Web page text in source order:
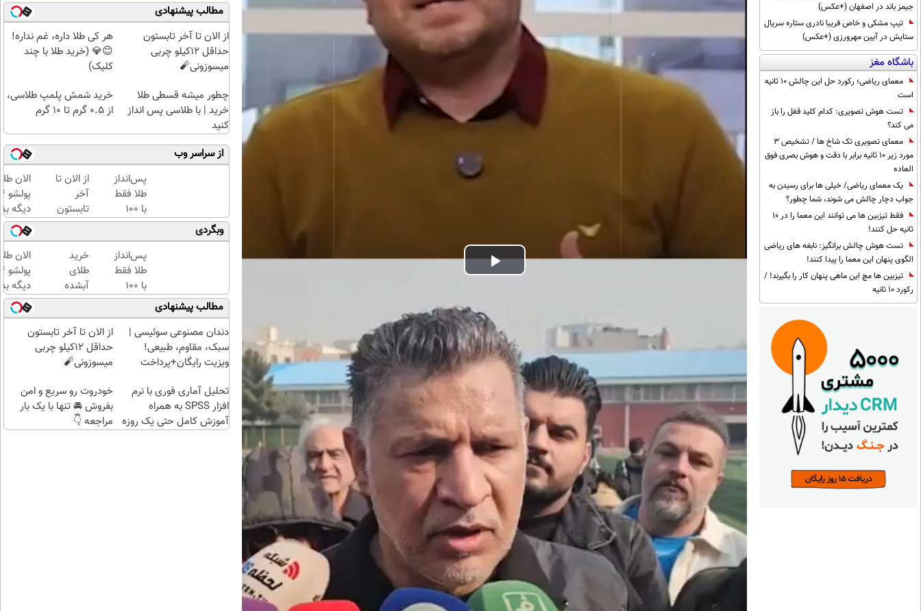
جیمز باند در اصفهان (+عکس)
تیپ مشکی و خاص فریبا نادری ستاره سریال
ستایش در آیین مهرورزی (+عکس)
باشگاه مغز
معمای ریاضی؛ رکورد حل این چالش 10 ثانیه
است
تست هوش تصویری: کدام کلید قفل را باز
می کند؟
معمای تصویری تک شاخ ها / تشخیص 3
مورد زیر 10 ثانیه برابر با دقت و هوش بصری فوق
العاده
یک معمای ریاضی/ خیلی ها برای رسیدن به
جواب دچار چالش می شوند، شما چطور؟
فقط تیزبین ها می توانند این معما را در 10
ثانیه حل کنند!
تست هوش چالش برانگیز: نابغه های ریاضی
الگوی پنهان این معما را پیدا کنند!
تیزبین ها مچ این ماهی پنهان کار را بگیرند! /
رکورد 10 ثانیه
Play
مطالب پیشنهادی
از الان تا آخر تابستون
حداقل 12کیلو چربی
میسوزونی🧨
هر کی طلا داره، غم نداره!
😊💎 (خرید طلا با چند
کلیک)
چطور میشه قسطی طلا
خرید | با طلاسی پس انداز
کنید
خرید شمش پلمپ طلاسی،
از ۰.۵ گرم تا ۱۰ گرم
از سراسر وب
پس‌انداز
طلا فقط
با ۱۰۰
هزارتومان
(امن و
راحت)
از الان تا
آخر
تابستون
حداقل
12کیلو
چربی
میسوزونی
🧨
الان
دیگه
طلا با
بی‌بهره
وبگردی
پس‌انداز
طلا فقط
با ۱۰۰
هزارتومان
(امن و
راحت)
خرید
طلای
آبشده
حتی با
۱۰۰هزارتومان
الان
دیگه
طلا با
بی‌بهره
مطالب پیشنهادی
دندان مصنوعی سوئیسی |
سبک، مقاوم، طبیعی!
ویزیت رایگان+پرداخت
از الان تا آخر تابستون
حداقل 12کیلو چربی
میسوزونی🧨
تحلیل آماری فوری با نرم
افزار SPSS به همراه
آموزش کامل حتی یک روزه
خودروت رو سریع و امن
بفروش 🚘 تنها با یک بار
مراجعه 👇